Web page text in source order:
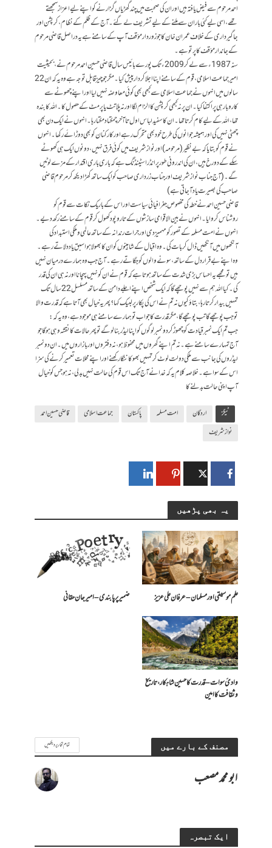
احمد مرحوم سے فیض یافتہ ہیں اور ان کی صحبت میں چند گھڑیاں گزارنے کو اپنے لیے اعزاز سمجھتے
تھے، اسی لیے کئی بار ان سے ملنے کے لیے تشریف لے گئے۔ آج کے ظلم کے نظام ، کرپشن اور
جاگیرداری کے خلاف عمران خان کا جو زوردار مؤقف آپ کے سامنے ہے یہ دراصل قاضی مرحوم
کے جاندار مؤقف کا پرتو ہے۔
سنہ1987ء سے لے کر 2009ء تک پورے بائیس سال قاضی حسین احمد مرحوم نے، بحیثیت
امیر جماعت اسلامی، قوم کے سامنے اپنا اجلا کردار پیش کیا۔ مگر جو چیز قابل توجہ ہے وہ یہ کہ ان 22
سالوں میں انہوں نے جماعت اسلامی سے کبھی بھی کوئی معاوضہ نہیں لیا اور اپنے چھوٹے سے
کاروبار ہی پر اکتفا کیا۔ ان پر نہ کبھی کرپشن کا الزام لگا اور نہ پلاتٹ یا پرمٹ کے حصول کا۔ اللہ کا بندہ
تھا، اللہ کے لیے کام کرتا تھا۔ ان کا سفید لباس اول تا آخر چمکتا دمکتا رہا۔ انہوں نے ایک دن بھی
چھٹی نہیں کی اور ہمیشہ جوانوں کی طرح خود بھی متحرک رہے اور کارکنان کو بھی دوڑائے رکھا۔ انہوں
نے قوم کو بتایا کہ بےنظیر (مرحومہ) اور نوازشریف میں کوئی فرق نہیں، دونوں ایک ہی کھوٹے
سکے کے دو رخ ہیں، ان کی اندرونی طور پر انڈراسٹینڈنگ ہے کہ باری باری اقتدار کے مزے لوٹیں
گے۔ (آج جناب نوازشریف اور جناب زرداری صاحب کو ایک ساتھ کھڑا دیکھ کر مرحوم قاضی
صاحب کی بصیرت یاد آ جاتی ہے)
قاضی حسین احمد نے خطہ کی مخصوص جغرافیائی سیاست اور اس کے باریک نکات سے قوم کو
روشناس کروایا۔ انہوں نے بین الاقوامی سازشوں کے تاروپود کھول کر قوم کے سامنے رکھ دیے۔
انہوں نے امت مسلمہ کے تصور کو مہمیز دی اور جرات رندانہ کے ساتھ عالمی و ملکی استبداد کی
آنکھوں میں آنکھیں ڈال کر بات کی۔ وہ اقبال کے شاہینوں کو ان کا بھولا ہوا سبق یاد دلاتے رہے۔
وہ اپنے بے قرار دل کے ساتھ، سونے والوں کو جگاتے رہے ۔ آج جب وہ ہمارے درمیان نہیں
ہیں تو مجھے یہ احساس بڑی شدت کے ساتھ ہوتا ہے کہ قوم نے ان کو نہیں پہچانا اور نہ ہی ان کی قدر
کی۔ کیا اللہ ہم سے نہیں پوچھے گا کہ ایک شخص اپنے اجلے دامن کے ساتھ مسلسل 22 سال تک
تمہیں بیدار کرتا رہا، بتاؤ کیوں نہ تم نے اس کی پکار پر لبیک کہا؟ پھر یہ خیال بھی آتا ہے کہ قدرت والا
تو جب پوچھے گا تب پوچھے گا، مگر قدرت کا جواب تو ہمارے سامنے ہی موجود ہے، وہ یہ کہ:
جب تم ایک نمبر قیادت کو چھوڑ کر دو نمبر لوگوں کو اپنا لیڈر بنا لو گے تو پھر حالات کا نقشہ وہی ہوگا جو
آج تمہارے سامنے ہے۔ نہ تم اپنے گھروں میں محفوظ ہو، نہ دفتروں اور بازاروں میں۔ ان دونمبر
لیڈروں کی جانب سے ملکی دولت لوٹ کر تمہیں بھوکا ننگا رکھنے اور اپنے محلات تعمیر کرنے کی سزا
اس کے سوا ہے۔ خلاصہ کلام یہ کہ خدا نے آج تک اس قوم کی حالت نہیں بدلی، نہ ہو جس کو خیال
آپ اپنی حالت بدلنے کا
ٹیگز اردگان امت مسلمہ پاکستان جماعت اسلامی
قاضی حسین احمد
نوازشریف
یہ بھی پڑھیں
علم موسیقی اور مسلمان – عرفان علی عزیز ضمیر پر پابندی – امیرجان حقانی
وادیٔ سوات – قدرت کا حسین شاہکار، تاریخ
و ثقافت کا امین
مصنف کے بارے میں تمام تحاریر دیکھیں
ابو محمد مصعب
ایک تبصرہ